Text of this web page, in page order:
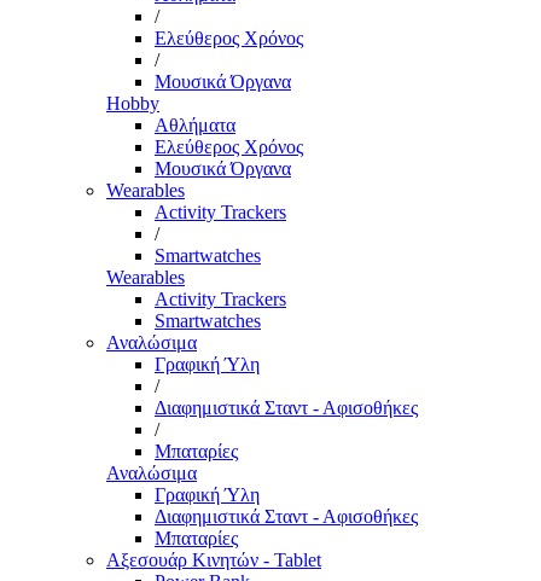
/
Ελεύθερος Χρόνος
/
Μουσικά Όργανα
Hobby
Αθλήματα
Ελεύθερος Χρόνος
Μουσικά Όργανα
Wearables
Activity Trackers
/
Smartwatches
Wearables
Activity Trackers
Smartwatches
Αναλώσιμα
Γραφική Ύλη
/
Διαφημιστικά Σταντ - Αφισοθήκες
/
Μπαταρίες
Αναλώσιμα
Γραφική Ύλη
Διαφημιστικά Σταντ - Αφισοθήκες
Μπαταρίες
Αξεσουάρ Κινητών - Tablet